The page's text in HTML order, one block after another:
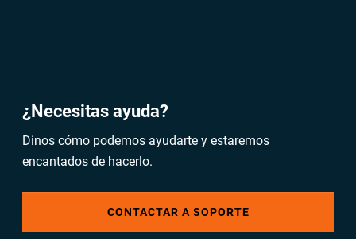
¿Necesitas ayuda?
Dinos cómo podemos ayudarte y estaremos
encantados de hacerlo.
CONTACTAR A SOPORTE